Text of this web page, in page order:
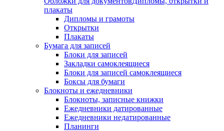
плакаты
Дипломы и грамоты
Открытки
Плакаты
Бумага для записей
Блоки для записей
Закладки самоклеящиеся
Блоки для записей самоклеящиеся
Боксы для бумаги
Блокноты и ежедневники
Блокноты, записные книжки
Ежедневники датированные
Ежедневники недатированные
Планинги